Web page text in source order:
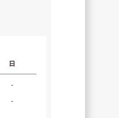
日
-
-